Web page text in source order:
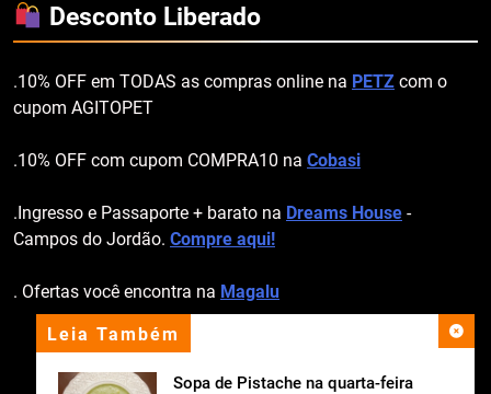
Leia Também
Sopa de Pistache na quarta-feira
Desconto Liberado
.10% OFF em TODAS as compras online na PETZ com o
cupom AGITOPET
.10% OFF com cupom COMPRA10 na Cobasi
.Ingresso e Passaporte + barato na Dreams House -
Campos do Jordão. Compre aqui!
. Ofertas você encontra na Magalu
apoio institucional